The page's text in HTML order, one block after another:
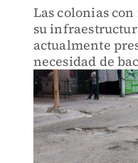
Las colonias
su
actualmente
necesidad de
pavimentos en